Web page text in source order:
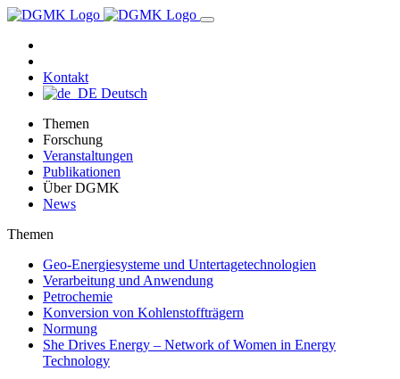
Kontakt
Deutsch
Themen
Forschung
Veranstaltungen
Publikationen
Über DGMK
News
Themen
Geo-Energiesysteme und Untertage­technologien
Verarbeitung und Anwendung
Petrochemie
Konversion von Kohlenstoffträgern
Normung
She Drives Energy – Network of Women in Energy
Technology